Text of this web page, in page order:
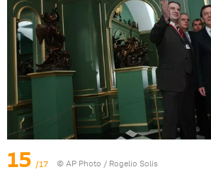
15 /17 © AP Photo / Rogelio Solis